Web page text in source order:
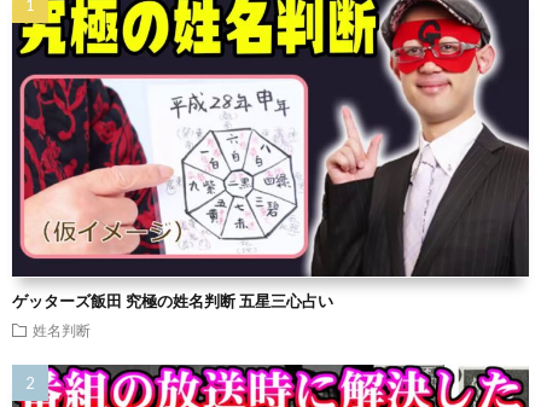
ゲッターズ飯田 究極の姓名判断 五星三心占い
姓名判断